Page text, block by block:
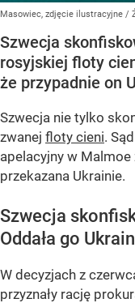
Masowiec, zdjęcie ilustracyjne /
Szwecja
rosyjskiej floty
że przypadnie on
Szwecja nie tylko
zwanej floty cieni.
apelacyjny w
przekazana Ukrainie.
Szwecja
Oddała go
W decyzjach z
przyznały rację